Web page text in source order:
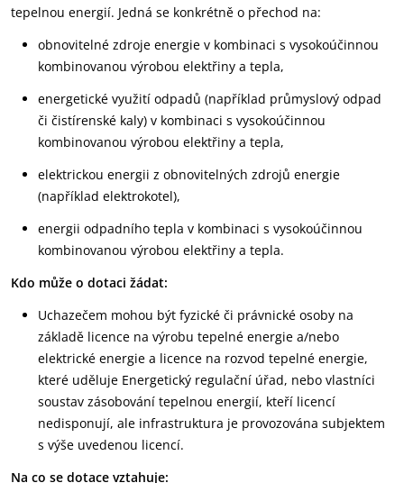
tepelnou energií. Jedná se konkrétně o přechod na:
obnovitelné zdroje energie v kombinaci s vysokoúčinnou
kombinovanou výrobou elektřiny a tepla,
energetické využití odpadů (například průmyslový odpad
či čistírenské kaly) v kombinaci s vysokoúčinnou
kombinovanou výrobou elektřiny a tepla,
elektrickou energii z obnovitelných zdrojů energie
(například elektrokotel),
energii odpadního tepla v kombinaci s vysokoúčinnou
kombinovanou výrobou elektřiny a tepla.
Kdo může o dotaci žádat:
Uchazečem mohou být fyzické či právnické osoby na
základě licence na výrobu tepelné energie a/nebo
elektrické energie a licence na rozvod tepelné energie,
které uděluje Energetický regulační úřad, nebo vlastníci
soustav zásobování tepelnou energií, kteří licencí
nedisponují, ale infrastruktura je provozována subjektem
s výše uvedenou licencí.
Na co se dotace vztahuje: